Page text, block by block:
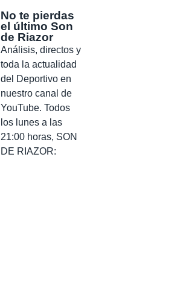
No te pierdas
el último Son
de Riazor
Análisis, directos y
toda la actualidad
del Deportivo en
nuestro canal de
YouTube. Todos
los lunes a las
21:00 horas, SON
DE RIAZOR: